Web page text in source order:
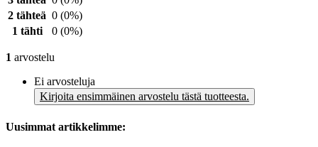
2 tähteä 0 (0%)
1 tähti
0 (0%)
1 arvostelu
Ei arvosteluja
Kirjoita ensimmäinen arvostelu tästä tuotteesta.
Uusimmat artikkelimme: